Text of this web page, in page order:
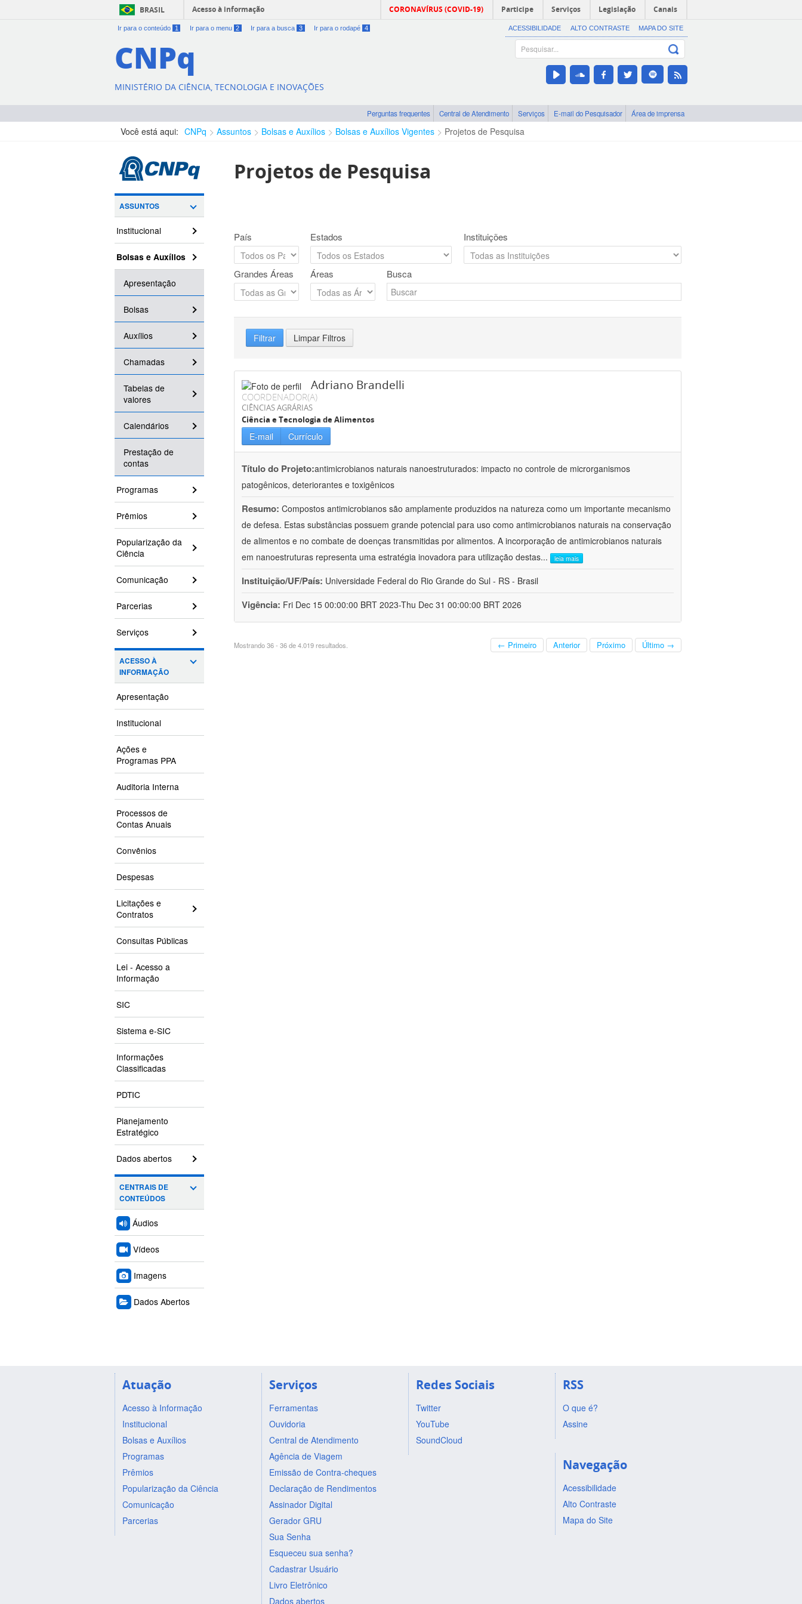
BRASIL Acesso à informação CORONAVÍRUS (COVID-19) Participe Serviços Legislação Canais
Ir para o conteúdo 1 Ir para o menu 2 Ir para a busca 3 Ir para o rodapé 4 ACESSIBILIDADE ALTO CONTRASTE MAPA DO SITE
CNPq
MINISTÉRIO DA CIÊNCIA, TECNOLOGIA E INOVAÇÕES
Perguntas frequentes Central de Atendimento Serviços E-mail do Pesquisador Área de imprensa
Você está aqui: CNPq Assuntos Bolsas e Auxílios Bolsas e Auxílios Vigentes Projetos de Pesquisa
ASSUNTOS
Institucional
Bolsas e Auxílios
Apresentação
Bolsas
Auxílios
Chamadas
Tabelas de
valores
Calendários
Prestação de
contas
Programas
Prêmios
Popularização da
Ciência
Comunicação
Parcerias
Serviços
ACESSO À
INFORMAÇÃO
Apresentação
Institucional
Ações e
Programas PPA
Auditoria Interna
Processos de
Contas Anuais
Convênios
Despesas
Licitações e
Contratos
Consultas Públicas
Lei - Acesso a
Informação
SIC
Sistema e-SIC
Informações
Classificadas
PDTIC
Planejamento
Estratégico
Dados abertos
CENTRAIS DE
CONTEÚDOS
Áudios
Vídeos
Imagens
Dados Abertos
Projetos de Pesquisa
País Estados Instituições
Grandes Áreas Áreas Busca
Filtrar Limpar Filtros
Adriano Brandelli
COORDENADOR(A)
CIÊNCIAS AGRÁRIAS
Ciência e Tecnologia de Alimentos
E-mail Currículo
Título do Projeto:antimicrobianos naturais nanoestruturados: impacto no controle de microrganismos
patogênicos, deteriorantes e toxigênicos
Resumo: Compostos antimicrobianos são amplamente produzidos na natureza como um importante mecanismo
de defesa. Estas substâncias possuem grande potencial para uso como antimicrobianos naturais na conservação
de alimentos e no combate de doenças transmitidas por alimentos. A incorporação de antimicrobianos naturais
em nanoestruturas representa uma estratégia inovadora para utilização destas... leia mais
Instituição/UF/País: Universidade Federal do Rio Grande do Sul - RS - Brasil
Vigência: Fri Dec 15 00:00:00 BRT 2023-Thu Dec 31 00:00:00 BRT 2026
Mostrando 36 - 36 de 4.019 resultados. ← Primeiro Anterior Próximo Último →
Atuação
Acesso à Informação
Institucional
Bolsas e Auxílios
Programas
Prêmios
Popularização da Ciência
Comunicação
Parcerias
Serviços
Ferramentas
Ouvidoria
Central de Atendimento
Agência de Viagem
Emissão de Contra-cheques
Declaração de Rendimentos
Assinador Digital
Gerador GRU
Sua Senha
Esqueceu sua senha?
Cadastrar Usuário
Livro Eletrônico
Dados abertos
Redes Sociais
Twitter
YouTube
SoundCloud
RSS
O que é?
Assine
Navegação
Acessibilidade
Alto Contraste
Mapa do Site